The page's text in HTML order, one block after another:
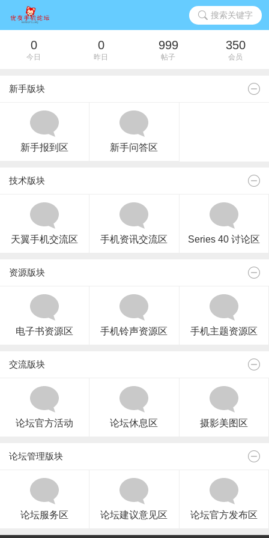
搜索关键字
0
今日
0
昨日
999
帖子
350
会员
新手版块
新手报到区 新手问答区
技术版块
天翼手机交流区 手机资讯交流区 Series 40 讨论区
资源版块
电子书资源区 手机铃声资源区 手机主题资源区
交流版块
论坛官方活动 论坛休息区 摄影美图区
论坛管理版块
论坛服务区 论坛建议意见区 论坛官方发布区